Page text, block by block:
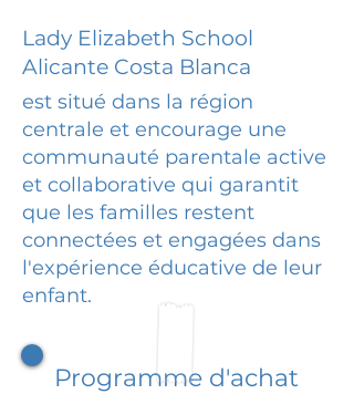
Lady Elizabeth School
Alicante Costa Blanca
est situé dans la région
centrale et encourage une
communauté parentale active
et collaborative qui garantit
que les familles restent
connectées et engagées dans
l'expérience éducative de leur
enfant.
Programme d'achat